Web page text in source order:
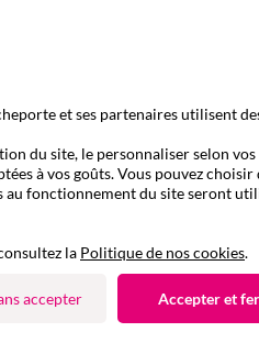
de Pull
et ses partenaires utilisent
du site, le personnaliser selon vos
à vos goûts. Vous pouvez choisir
au fonctionnement du site seront
la Politique de nos cookies.
accepter Accepter et